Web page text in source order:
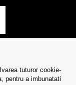
tuturor cookie-
pentru a imbunatati